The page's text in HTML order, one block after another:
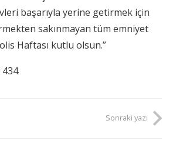
başarıyla yerine getirmek için
sakınmayan tüm emniyet
Haftası kutlu olsun.”
434
Sonraki yazı